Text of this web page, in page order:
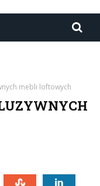
mebli loftowych